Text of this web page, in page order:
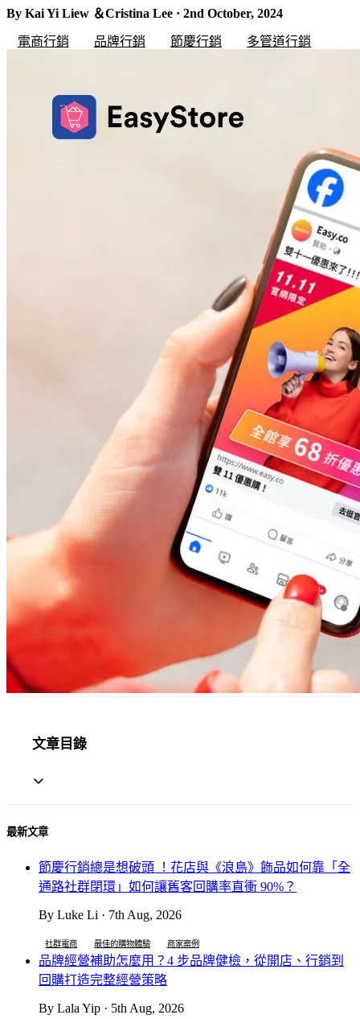
By Kai Yi Liew ＆Cristina Lee · 2nd October, 2024
電商行銷 品牌行銷 節慶行銷 多管道行銷
文章目錄
最新文章
節慶行銷總是想破頭 ！花店與《浪島》飾品如何靠「全
通路社群閉環」如何讓舊客回購率直衝 90%？
By Luke Li · 7th Aug, 2026
社群電商 最佳的購物體驗 商家案例
品牌經營補助怎麼用？4 步品牌健檢，從開店、行銷到
回購打造完整經營策略
By Lala Yip · 5th Aug, 2026